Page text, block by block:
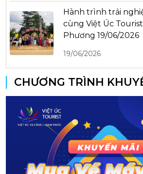
Hành trình trải
cùng Việt Úc
Phương 19/06/2026
19/06/2026
CHƯƠNG TRÌNH